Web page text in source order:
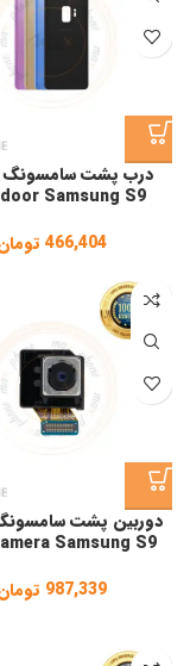
Samsung S9
466,404
Samsung S9
987,339